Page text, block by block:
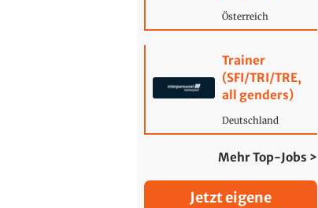
Österreich
Trainer
(SFI/TRI/TRE,
all genders)
Deutschland
Mehr Top-Jobs >
Jetzt eigene